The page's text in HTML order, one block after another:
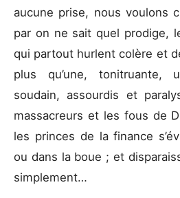
aucune prise, nous voulons
par on ne sait quel prodige,
qui partout hurlent colère et
plus qu’une, tonitruante,
soudain, assourdis et
massacreurs et les fous de
les princes de la finance
ou dans la boue ; et
simplement…